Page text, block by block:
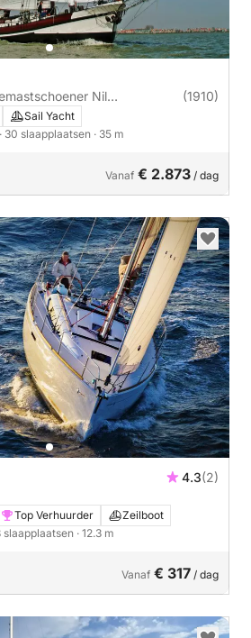
Nil
(1910)
Sail Yacht
· 30 slaapplaatsen · 35 m
Vanaf € 2.873 / dag
4.3(2)
Top Verhuurder
Zeilboot
slaapplaatsen · 12.3 m
Vanaf € 317 / dag